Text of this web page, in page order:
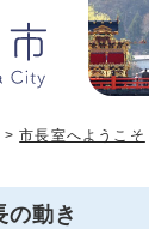
>市長室へようこそ
動き